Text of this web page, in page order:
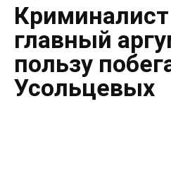
главный
пользу
Усольцевых